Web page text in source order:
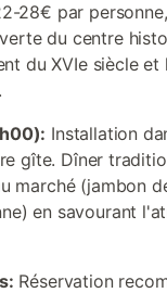
28€ par
du centre
du XVIe siècle
Installation
gîte. Dîner
marché (jambon
en savourant
Réservation